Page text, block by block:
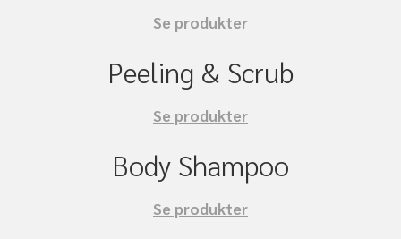
Se produkter
Peeling & Scrub
Se produkter
Body Shampoo
Se produkter